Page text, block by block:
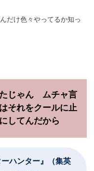
だけ色々やってるか知っ
じゃん ムチャ言
それをクールに止
してんだから
ハンター』（集英